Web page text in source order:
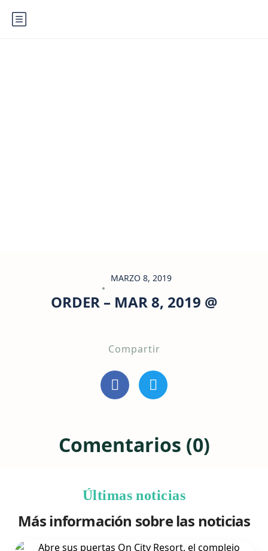
MARZO 8, 2019
ORDER – MAR 8, 2019 @
Compartir
Comentarios (0)
Últimas noticias
Más información sobre las noticias